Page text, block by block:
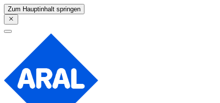
Zum Hauptinhalt springen